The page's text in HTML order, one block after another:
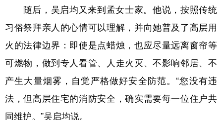
随后，吴启均又来到孟女士家。他说，按照传统
习俗祭拜亲人的心情可以理解，并向她普及了高层用
火的法律边界：即使是点蜡烛，也应尽量远离窗帘等
可燃物，做到专人看管、人走火灭、不影响邻居、不
产生大量烟雾，自觉严格做好安全防范。“您没有违
法，但高层住宅的消防安全，确实需要每一位住户共
同维护。”吴启均说。